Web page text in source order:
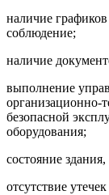
наличие
соблюдение;
наличие
выполнение
организационно-
безопасной
оборудования;
состояние
отсутствие утечек